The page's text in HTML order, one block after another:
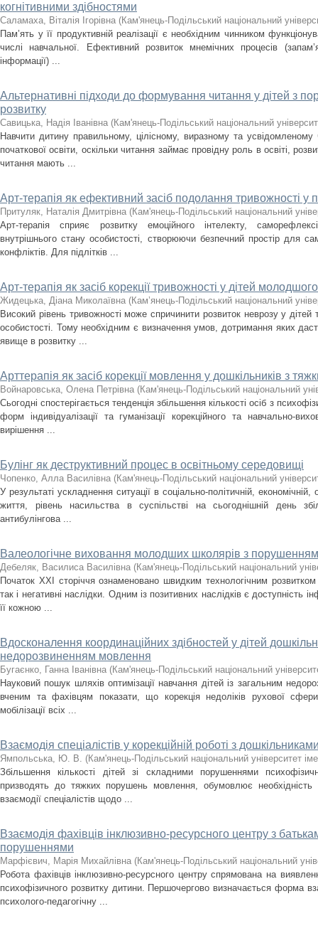
когнітивними здібностями
Саламаха, Віталія Ігорівна (Кам'янець-Подільський національний
Пам’ять у її продуктивній реалізації є необхідним чинником
числі навчальної. Ефективний розвиток мнемічних процесів
інформації) ...
Альтернативні підходи до формування читання у дітей з
розвитку
Савицька, Надія Іванівна (Кам'янець-Подільський національний
Навчити дитину правильному, цілісному, виразному та
початкової освіти, оскільки читання займає провідну роль в освіті,
читання мають ...
Арт-терапія як ефективний засіб подолання тривожності у
Притуляк, Наталія Дмитрівна (Кам'янець-Подільський національний
Арт-терапія сприяє розвитку емоційного інтелекту,
внутрішнього стану особистості, створюючи безпечний простір для
конфліктів. Для підлітків ...
Арт-терапія як засіб корекції тривожності у дітей
Жидецька, Діана Миколаївна (Кам’янець-Подільський національний
Високий рівень тривожності може спричинити розвиток неврозу у
особистості. Тому необхідним є визначення умов, дотримання яких
явище в розвитку ...
Арттерапія як засіб корекції мовлення у дошкільників з
Войнаровська, Олена Петрівна (Кам'янець-Подільський національний
Сьогодні спостерігається тенденція збільшення кількості осіб з
форм індивідуалізації та гуманізації корекційного та навчально-
вирішення ...
Булінг як деструктивний процес в освітньому середовищі
Чопенко, Алла Василівна (Кам'янець-Подільський національний
У результаті ускладнення ситуації в соціально-політичній,
життя, рівень насильства в суспільстві на сьогоднішній день
антибулінгова ...
Валеологічне виховання молодших школярів з
Дебеляк, Василиса Василівна (Кам'янець-Подільський національний
Початок ХХІ сторіччя ознаменовано швидким технологічним
так і негативні наслідки. Одним із позитивних наслідків є доступність
її кожною ...
Вдосконалення координаційних здібностей у дітей
недорозвиненням мовлення
Бугаєнко, Ганна Іванівна (Кам'янець-Подільський національний
Науковий пошук шляхів оптимізації навчання дітей із загальним
вченим та фахівцям показати, що корекція недоліків рухової
мобілізації всіх ...
Взаємодія спеціалістів у корекційній роботі з
Ямпольська, Ю. В. (Кам'янець-Подільський національний університет
Збільшення кількості дітей зі складними порушеннями
призводять до тяжких порушень мовлення, обумовлює необхідність
взаємодії спеціалістів щодо ...
Взаємодія фахівців інклюзивно-ресурсного центру з
порушеннями
Марфієвич, Марія Михайлівна (Кам'янець-Подільський національний
Робота фахівців інклюзивно-ресурсного центру спрямована на
психофізичного розвитку дитини. Першочергово визначається форма
психолого-педагогічну ...